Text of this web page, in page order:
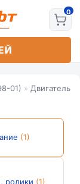
01) » Двигатель
(1)
ролики (1)